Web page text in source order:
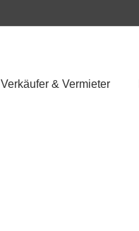
Verkäufer & Vermieter